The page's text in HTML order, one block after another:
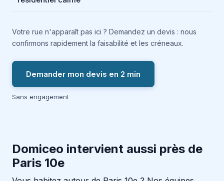
Votre rue n'apparaît pas ici ? Demandez un devis : nous
confirmons rapidement la faisabilité et les créneaux.
Demander mon devis en 2 min
Sans engagement
Domiceo intervient aussi près de
Paris 10e